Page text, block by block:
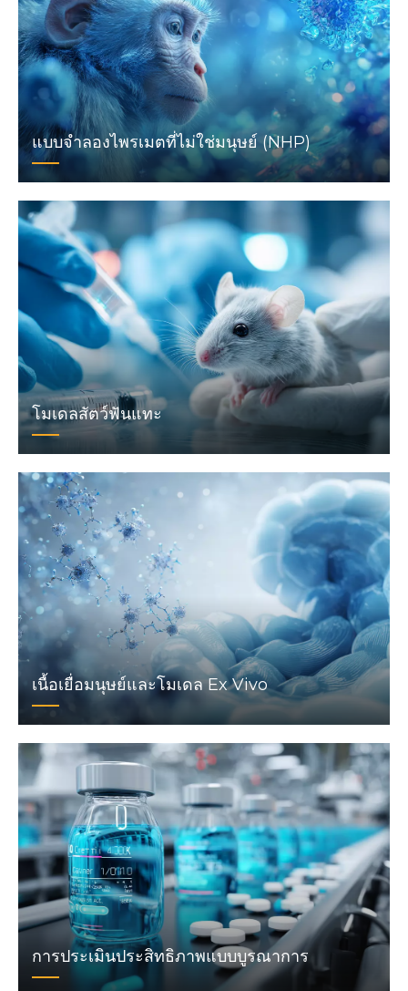
แบบจำลองไพรเมตที่ไม่ใช่มนุษย์ (NHP)
โมเดลสัตว์ฟันแทะ
เนื้อเยื่อมนุษย์และโมเดล Ex Vivo
การประเมินประสิทธิภาพแบบบูรณาการ